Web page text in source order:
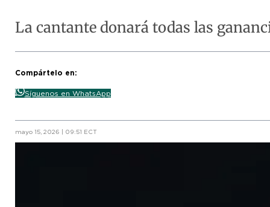
La cantante donará todas las
Compártelo en:
Síguenos en WhatsApp
mayo 15, 2026 | 09:51 ECT